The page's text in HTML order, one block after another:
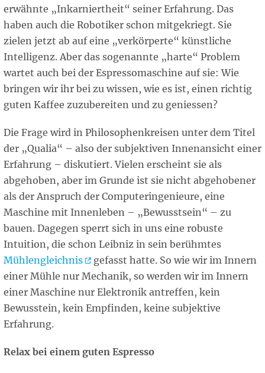
erwähnte „Inkarniertheit“ seiner Erfahrung. Das
haben auch die Robotiker schon mitgekriegt. Sie
zielen jetzt ab auf eine „verkörperte“ künstliche
Intelligenz. Aber das sogenannte „harte“ Problem
wartet auch bei der Espressomaschine auf sie: Wie
bringen wir ihr bei zu wissen, wie es ist, einen richtig
guten Kaffee zuzubereiten und zu geniessen?
Die Frage wird in Philosophenkreisen unter dem Titel
der „Qualia“ – also der subjektiven Innenansicht einer
Erfahrung – diskutiert. Vielen erscheint sie als
abgehoben, aber im Grunde ist sie nicht abgehobener
als der Anspruch der Computeringenieure, eine
Maschine mit Innenleben – „Bewusstsein“ – zu
bauen. Dagegen sperrt sich in uns eine robuste
Intuition, die schon Leibniz in sein berühmtes
Mühlengleichnis
gefasst hatte. So wie wir im Innern
einer Mühle nur Mechanik, so werden wir im Innern
einer Maschine nur Elektronik antreffen, kein
Bewusstein, kein Empfinden, keine subjektive
Erfahrung.
Relax bei einem guten Espresso